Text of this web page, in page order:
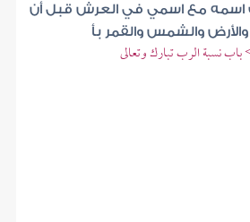
اسمه مع اسمي في العرش قبل أن
والشمس والقمر بأ
نسبة الرب تبارك وتعالى